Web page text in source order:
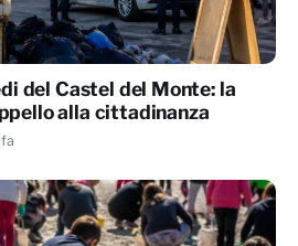
del Castel del Monte: la
alla cittadinanza